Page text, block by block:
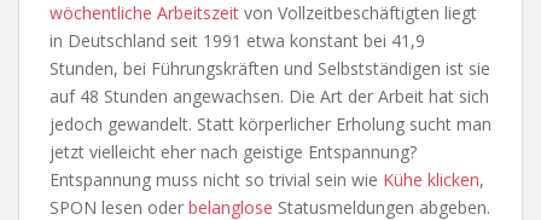
wöchentliche Arbeitszeit von Vollzeitbeschäftigten liegt
in Deutschland seit 1991 etwa konstant bei 41,9
Stunden, bei Führungskräften und Selbstständigen ist sie
auf 48 Stunden angewachsen. Die Art der Arbeit hat sich
jedoch gewandelt. Statt körperlicher Erholung sucht man
jetzt vielleicht eher nach geistige Entspannung?
Entspannung muss nicht so trivial sein wie Kühe klicken,
SPON lesen oder belanglose Statusmeldungen abgeben.